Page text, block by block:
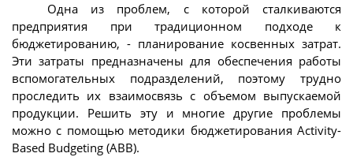
Одна из проблем, с которой сталкиваются
предприятия при традиционном подходе к
бюджетированию, - планирование косвенных затрат.
Эти затраты предназначены для обеспечения работы
вспомогательных подразделений, поэтому трудно
проследить их взаимосвязь с объемом выпускаемой
продукции. Решить эту и многие другие проблемы
можно с помощью методики бюджетирования Activity-
Based Budgeting (ABB).